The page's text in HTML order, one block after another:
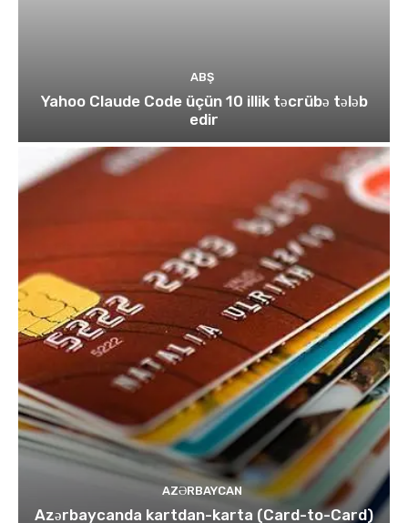
ABŞ
Yahoo Claude Code üçün 10 illik təcrübə tələb
edir
AZƏRBAYCAN
Azərbaycanda kartdan-karta (Card-to-Card)